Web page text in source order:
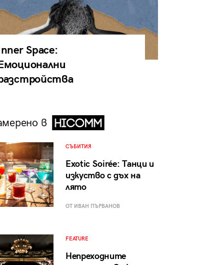
Space:
в
СЪБИТИЯ
Exotic Soirée: Танци и
изкуство с дъх на
лято
ОТ ИВАН ПЪРВАНОВ
FEATURE
Непреходните